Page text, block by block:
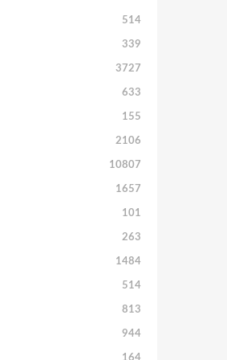
514
339
3727
633
155
2106
10807
1657
101
263
1484
514
813
944